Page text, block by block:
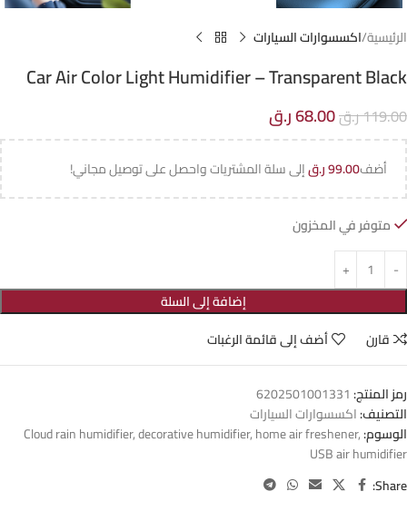
الرئيسية اكسسوارات السيارات
Car Air Color Light Humidifier – Transparent Black
119.00ر.ق68.00ر.ق
أضف99.00ر.قإلى سلة المشتريات واحصل على توصيل مجاني!
متوفر في المخزون
إضافة إلى السلة
قارن
أضف إلى قائمة الرغبات
رمز المنتج: 6202501001331
التصنيف:اكسسوارات السيارات
الوسوم:
Cloud rain humidifier,decorative humidifier,home air freshener,
USB air humidifier
Share: